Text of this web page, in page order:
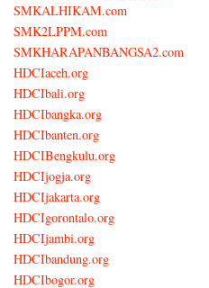
SMKALHIKAM.com
SMK2LPPM.com
SMKHARAPANBANGSA2.com
HDCIaceh.org
HDCIbali.org
HDCIbangka.org
HDCIbanten.org
HDCIBengkulu.org
HDCIjogja.org
HDCIjakarta.org
HDCIgorontalo.org
HDCIjambi.org
HDCIbandung.org
HDCIbogor.org